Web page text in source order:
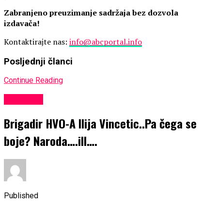
Zabranjeno preuzimanje sadržaja bez dozvola
izdavača!
Kontaktirajte nas: info@abcportal.info
Posljednji članci
Continue Reading
Brigadir HVO-A Ilija Vincetic..Pa čega se
boje? Naroda….ill….
Published